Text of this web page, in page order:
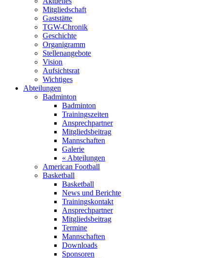
Mitgliedschaft
Gaststätte
TGW-Chronik
Geschichte
Organigramm
Stellenangebote
Vision
Aufsichtsrat
Wichtiges
Abteilungen
Badminton
Badminton
Trainingszeiten
Ansprechpartner
Mitgliedsbeitrag
Mannschaften
Galerie
« Abteilungen
American Football
Basketball
Basketball
News und Berichte
Trainingskontakt
Ansprechpartner
Mitgliedsbeitrag
Termine
Mannschaften
Downloads
Sponsoren